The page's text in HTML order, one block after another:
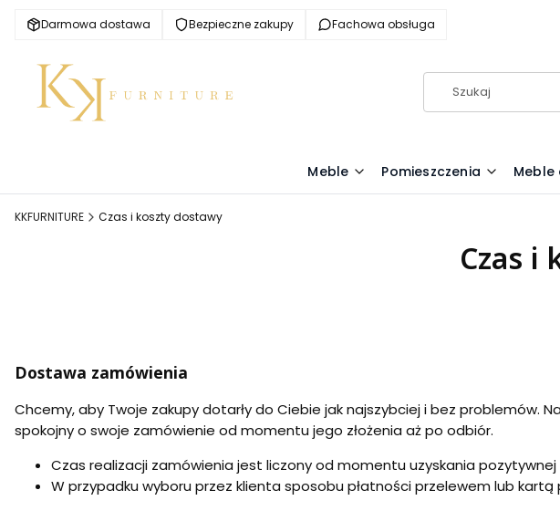
Darmowa dostawa Bezpieczne zakupy Fachowa obsługa
Meble Pomieszczenia
KKFURNITURE Czas i koszty dostawy
Czas i
Dostawa zamówienia
Chcemy, aby Twoje zakupy dotarły do Ciebie jak najszybciej i bez problemów.
spokojny o swoje zamówienie od momentu jego złożenia aż po odbiór.
Czas realizacji zamówienia jest liczony od momentu uzyskania
W przypadku wyboru przez klienta sposobu płatności przelewem lub